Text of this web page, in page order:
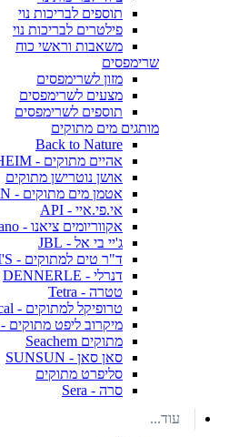
תוספים לבריכות נוי
פילטרים לבריכות נוי
משאבות וראשי כוח
שרימפסים
מזון לשרימפסים
מצעים לשרימפסים
תוספים לשרימפסים
מותגים מים מתוקים
Back to Nature
אהיים מתוקים - EHEIM
אושן נוטרישן מתוקים
אטמן מים מתוקים - ATMAN
אי.פי.איי - API
אקווריומים ציאנו - Ciano
ג'יי בי אל - JBL
ד"ר טים למתוקים - DR. TIM'S
דנרלי - DENNERLE
טטרה - Tetra
טרופיקל למתוקים - Tropical
מיקרוב ליפט מתוקים - MICROBE LIFT
מתוקים Seachem
סאן סאן - SUNSUN
סליפרט מתוקים
סרה - Sera
עוד...